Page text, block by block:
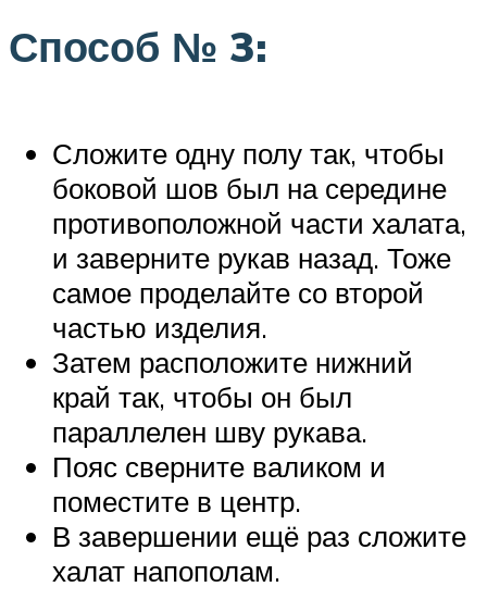
Способ № 3:
Сложите одну полу так, чтобы
боковой шов был на середине
противоположной части халата,
и заверните рукав назад. Тоже
самое проделайте со второй
частью изделия.
Затем расположите нижний
край так, чтобы он был
параллелен шву рукава.
Пояс сверните валиком и
поместите в центр.
В завершении ещё раз сложите
халат напополам.